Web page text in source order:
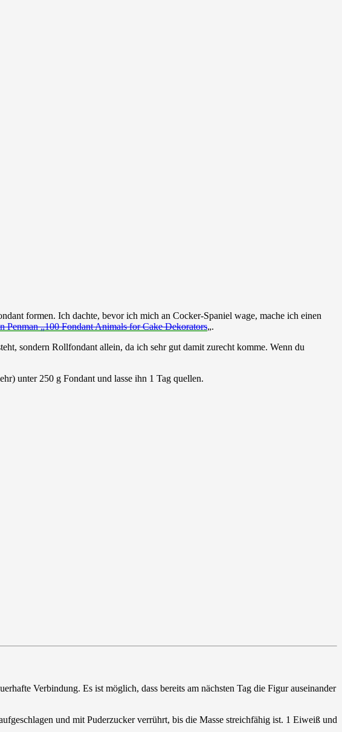
formen. Ich dachte, bevor ich mich an Cocker-Spaniel wage, mache ich einen
Penman „100 Fondant Animals for Cake Dekorators„.
sondern Rollfondant allein, da ich sehr gut damit zurecht komme. Wenn du
unter 250 g Fondant und lasse ihn 1 Tag quellen.
Verbindung. Es ist möglich, dass bereits am nächsten Tag die Figur auseinander
und mit Puderzucker verrührt, bis die Masse streichfähig ist. 1 Eiweiß und